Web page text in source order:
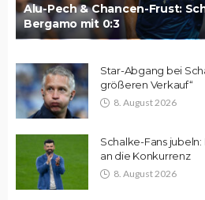
Alu-Pech & Chancen-Frust:
Bergamo mit 0:3
Star-Abgang bei
größeren Verkauf“
8. August 2026
Schalke-Fans
an die Konkurrenz
8. August 2026